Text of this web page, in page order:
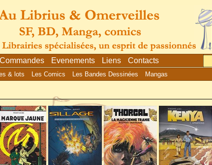
Evenements Liens Contacts
& lots Les Comics Les Bandes Dessinées Mangas